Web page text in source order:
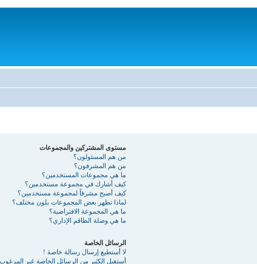
مستوى المشتركين والمجموعات
من هم المسئولون؟
من هم المشرفون؟
ما هي مجموعات المستخدمين؟
كيف أشارك في مجموعة مستخدمين؟
كيف أصبح مشرفاً لمجموعة مستخدمين؟
لماذا تظهر بعض المجموعات بلون مختلف؟
ما هي المجموعة الافتراضية؟
ما هي وصلة الطاقم الإداري؟
الرسائل الخاصة
لا أستطيع إرسال رسالة خاصة !
أستقبل الكثير من الرسائل الخاصة غير المرغوب